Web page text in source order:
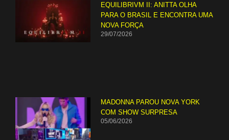
EQUILIBRIVM II: ANITTA OLHA
PARA O BRASIL E ENCONTRA UMA
NOVA FORÇA
29/07/2026
MADONNA PAROU NOVA YORK
COM SHOW SURPRESA
05/06/2026